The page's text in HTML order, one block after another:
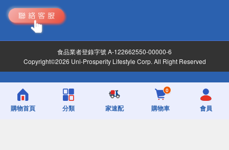
食品業者登錄字號 A-122662550-00000-6
Copyright©2026 Uni-Prosperity Lifestyle Corp. All Right Reserved
購物首頁 分類 家速配
0
購物車 會員